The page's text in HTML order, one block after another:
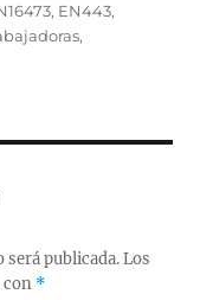
, EN443,
,
publicada. Los
con *